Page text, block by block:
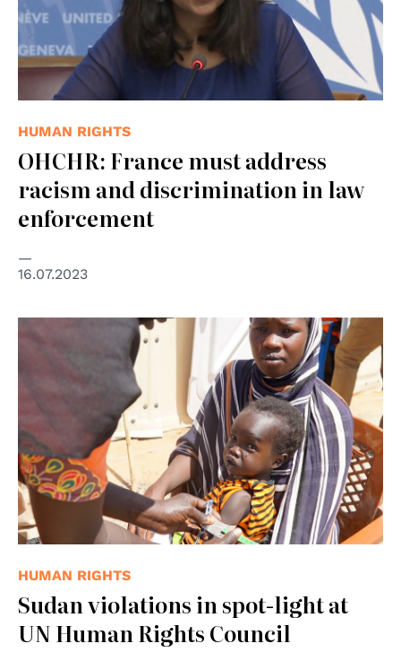
HUMAN RIGHTS
OHCHR: France must address
racism and discrimination in law
enforcement
16.07.2023
HUMAN RIGHTS
Sudan violations in spot-light at
UN Human Rights Council